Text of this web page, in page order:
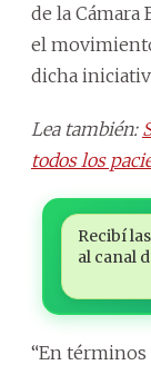
de la Cámara
el
dicha
Lea también:
todos los
Recibí
al canal
“En términos